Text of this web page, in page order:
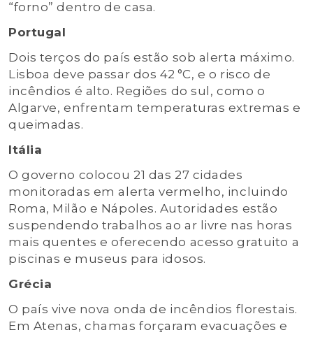
“forno” dentro de casa.
Portugal
Dois terços do país estão sob alerta máximo.
Lisboa deve passar dos 42 °C, e o risco de
incêndios é alto. Regiões do sul, como o
Algarve, enfrentam temperaturas extremas e
queimadas.
Itália
O governo colocou 21 das 27 cidades
monitoradas em alerta vermelho, incluindo
Roma, Milão e Nápoles. Autoridades estão
suspendendo trabalhos ao ar livre nas horas
mais quentes e oferecendo acesso gratuito a
piscinas e museus para idosos.
Grécia
O país vive nova onda de incêndios florestais.
Em Atenas, chamas forçaram evacuações e